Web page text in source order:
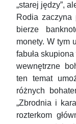
„starej jędzy”,
Rodia zaczyna
bierze
monety. W tym
fabuła
wewnętrzne
ten temat
różnych
„Zbrodnia i
rozterkom